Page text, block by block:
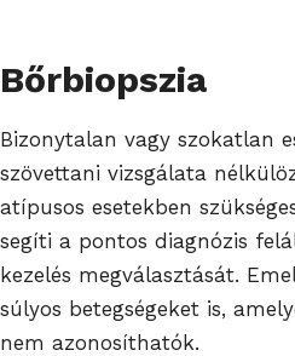
Bőrbiopszia
Bizonytalan vagy szokatlan
szövettani vizsgálata
atípusos esetekben
segíti a pontos diagnózis
kezelés megválasztását.
súlyos betegségeket is,
nem azonosíthatók.